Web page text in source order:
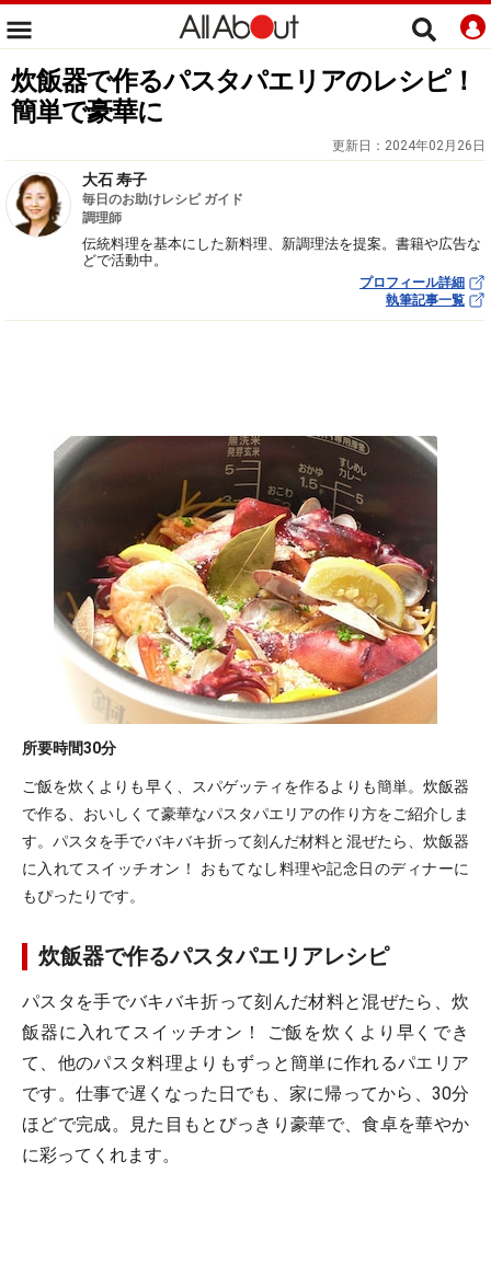
炊飯器で作るパスタパエリアのレシピ！
簡単で豪華に
更新日： 2024年02月26日
大石 寿子
毎日のお助けレシピ ガイド
調理師
伝統料理を基本にした新料理、新調理法を提案。書籍や広告な
どで活動中。
プロフィール詳細
執筆記事一覧
所要時間30分
ご飯を炊くよりも早く、スパゲッティを作るよりも簡単。炊飯器
で作る、おいしくて豪華なパスタパエリアの作り方をご紹介しま
す。パスタを手でバキバキ折って刻んだ材料と混ぜたら、炊飯器
に入れてスイッチオン！ おもてなし料理や記念日のディナーに
もぴったりです。
炊飯器で作るパスタパエリアレシピ
パスタを手でバキバキ折って刻んだ材料と混ぜたら、炊
飯器に入れてスイッチオン！ ご飯を炊くより早くでき
て、他のパスタ料理よりもずっと簡単に作れるパエリア
です。仕事で遅くなった日でも、家に帰ってから、30分
ほどで完成。見た目もとびっきり豪華で、食卓を華やか
に彩ってくれます。